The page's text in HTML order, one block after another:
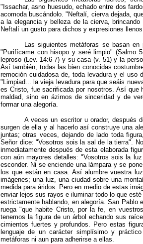
"Issachar, asno huesudo, echado entre dos
acomoda buscándolo. "Neftalí, cierva dejada,
a la elegancia y belleza de la cierva,
Neftalí un gusto para dichos y expresiones
Las siguientes metáforas se basan
"Purifícame con hisopo y seré limpio" (Salmo
leproso (Lev. 14:6‑7) y su casa (v. 51) y la
Así también, todas las bien conocidas
remoción cuidadosa de, toda levadura y el uso
"Limpiad... la vieja levadura para que seáis
es Cristo, fue sacrificada por nosotros. Así
maldad, sino en ázimos de sinceridad y de
formar una alegoría.
A veces un escritor u orador, después
surgen de ella y al hacerlo así construye una
juntas; otras veces, dejando de lado toda
Señor dice: "Vosotros sois la sal de la tierra".
inmediatamente después de esta elaborada
con aún mayores detalles: "Vosotros sois la
esconder. Ni se enciende una lámpara y se
los que están en casa. Así alumbre vuestra
imágenes; una luz, una ciudad sobre una
medida para áridos. Pero en medio de estas
enviar lejos sus rayos e iluminar todo lo que
estrictamente hablando, en alegoría. San Pablo
ruega "que habite Cristo, por la fe, en
tenemos la figura de un árbol echando sus
cimientos fuertes y profundos. Pero estas
lenguaje de un carácter simplísimo y
metáforas ni aun para adherirse a ellas.